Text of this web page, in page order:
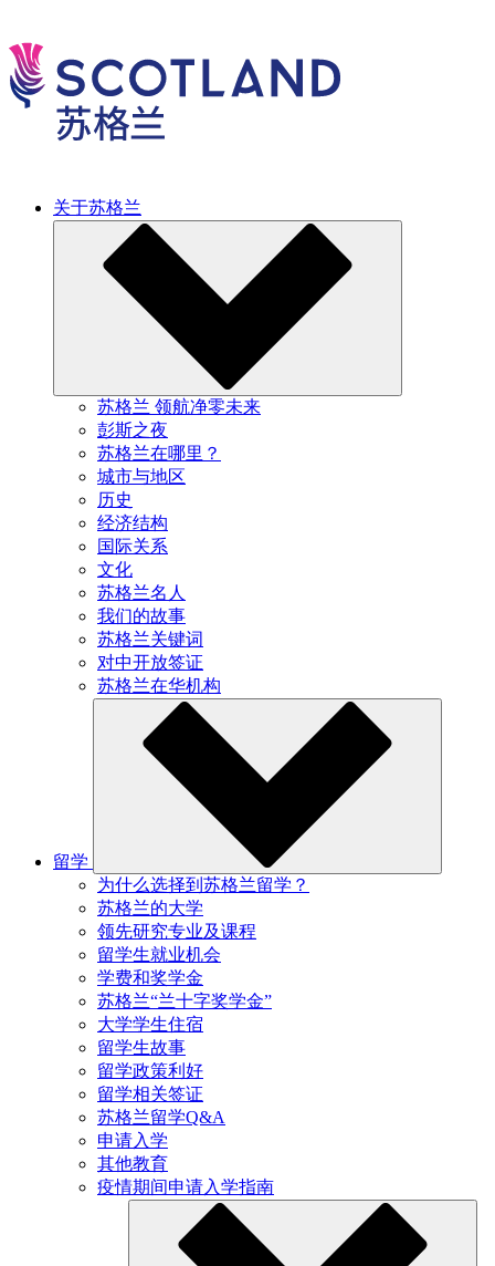
关于苏格兰
苏格兰 领航净零未来
彭斯之夜
苏格兰在哪里？
城市与地区
历史
经济结构
国际关系
文化
苏格兰名人
我们的故事
苏格兰关键词
对中开放签证
苏格兰在华机构
留学
为什么选择到苏格兰留学？
苏格兰的大学
领先研究专业及课程
留学生就业机会
学费和奖学金
苏格兰“兰十字奖学金”
大学学生住宿
留学生故事
留学政策利好
留学相关签证
苏格兰留学Q&A
申请入学
其他教育
疫情期间申请入学指南